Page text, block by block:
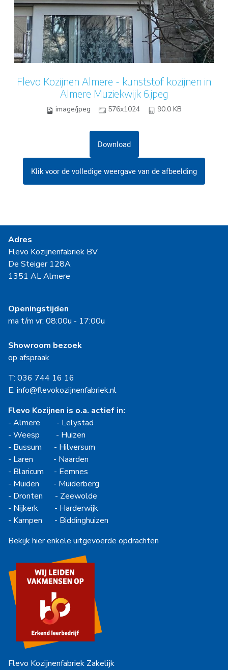
Flevo Kozijnen Almere - kunststof kozijnen in
Almere Muziekwijk 6.jpeg
image/jpeg 576x1024 90.0 KB
Download
Klik voor de volledige weergave van de afbeelding
Adres
Flevo Kozijnenfabriek BV
De Steiger 128A
1351 AL Almere
Openingstijden
ma t/m vr: 08:00u - 17:00u
Showroom bezoek
op afspraak
T: 036 744 16 16
E: info@flevokozijnenfabriek.nl
Flevo Kozijnen is o.a. actief in:
- Almere - Lelystad
- Weesp - Huizen
- Bussum - Hilversum
- Laren - Naarden
- Blaricum - Eemnes
- Muiden - Muiderberg
- Dronten - Zeewolde
- Nijkerk - Harderwijk
- Kampen - Biddinghuizen
Bekijk hier enkele uitgevoerde opdrachten
Flevo Kozijnenfabriek Zakelijk